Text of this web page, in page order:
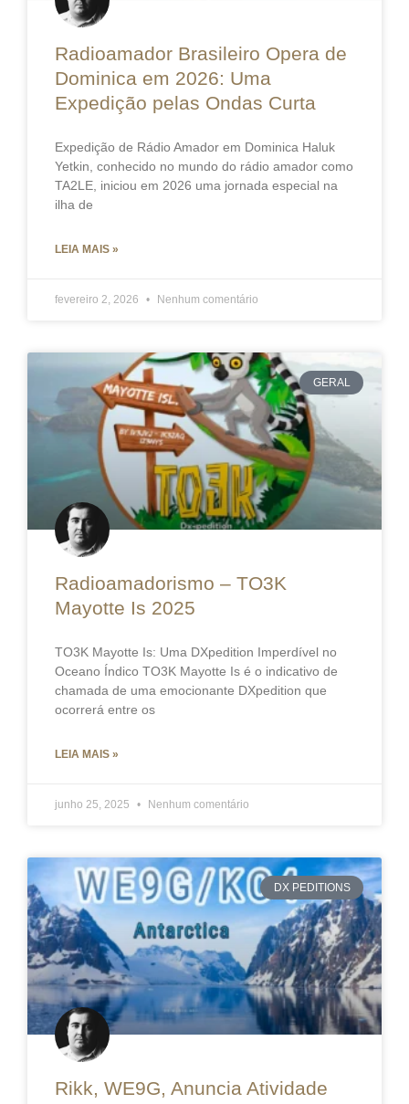
Radioamador Brasileiro Opera de
Dominica em 2026: Uma
Expedição pelas Ondas Curta
Expedição de Rádio Amador em Dominica Haluk
Yetkin, conhecido no mundo do rádio amador como
TA2LE, iniciou em 2026 uma jornada especial na
ilha de
LEIA MAIS »
fevereiro 2, 2026 Nenhum comentário
GERAL
Radioamadorismo – TO3K
Mayotte Is 2025
TO3K Mayotte Is: Uma DXpedition Imperdível no
Oceano Índico TO3K Mayotte Is é o indicativo de
chamada de uma emocionante DXpedition que
ocorrerá entre os
LEIA MAIS »
junho 25, 2025 Nenhum comentário
DX PEDITIONS
Rikk, WE9G, Anuncia Atividade